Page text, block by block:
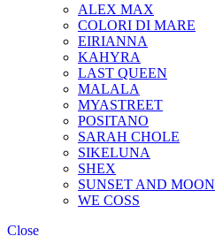
ALEX MAX
COLORI DI MARE
EIRIANNA
KAHYRA
LAST QUEEN
MALALA
MYASTREET
POSITANO
SARAH CHOLE
SIKELUNA
SHEX
SUNSET AND MOON
WE COSS
Close